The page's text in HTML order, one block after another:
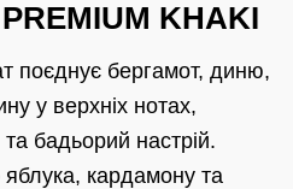
KHAKI
поєднує бергамот, диню,
у верхніх нотах,
бадьорий настрій.
яблука, кардамону та